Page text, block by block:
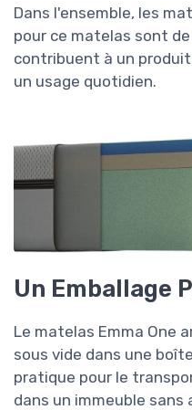
Dans l'ensemble, les
pour ce matelas sont
contribuent à un
un usage quotidien.
Un Emballage
Le matelas Emma One
sous vide dans une
pratique pour le
dans un immeuble sans